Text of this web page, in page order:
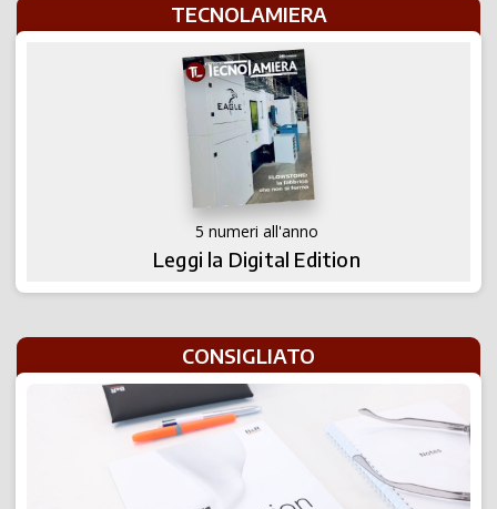
TECNOLAMIERA
5 numeri all'anno
Leggi la Digital Edition
CONSIGLIATO